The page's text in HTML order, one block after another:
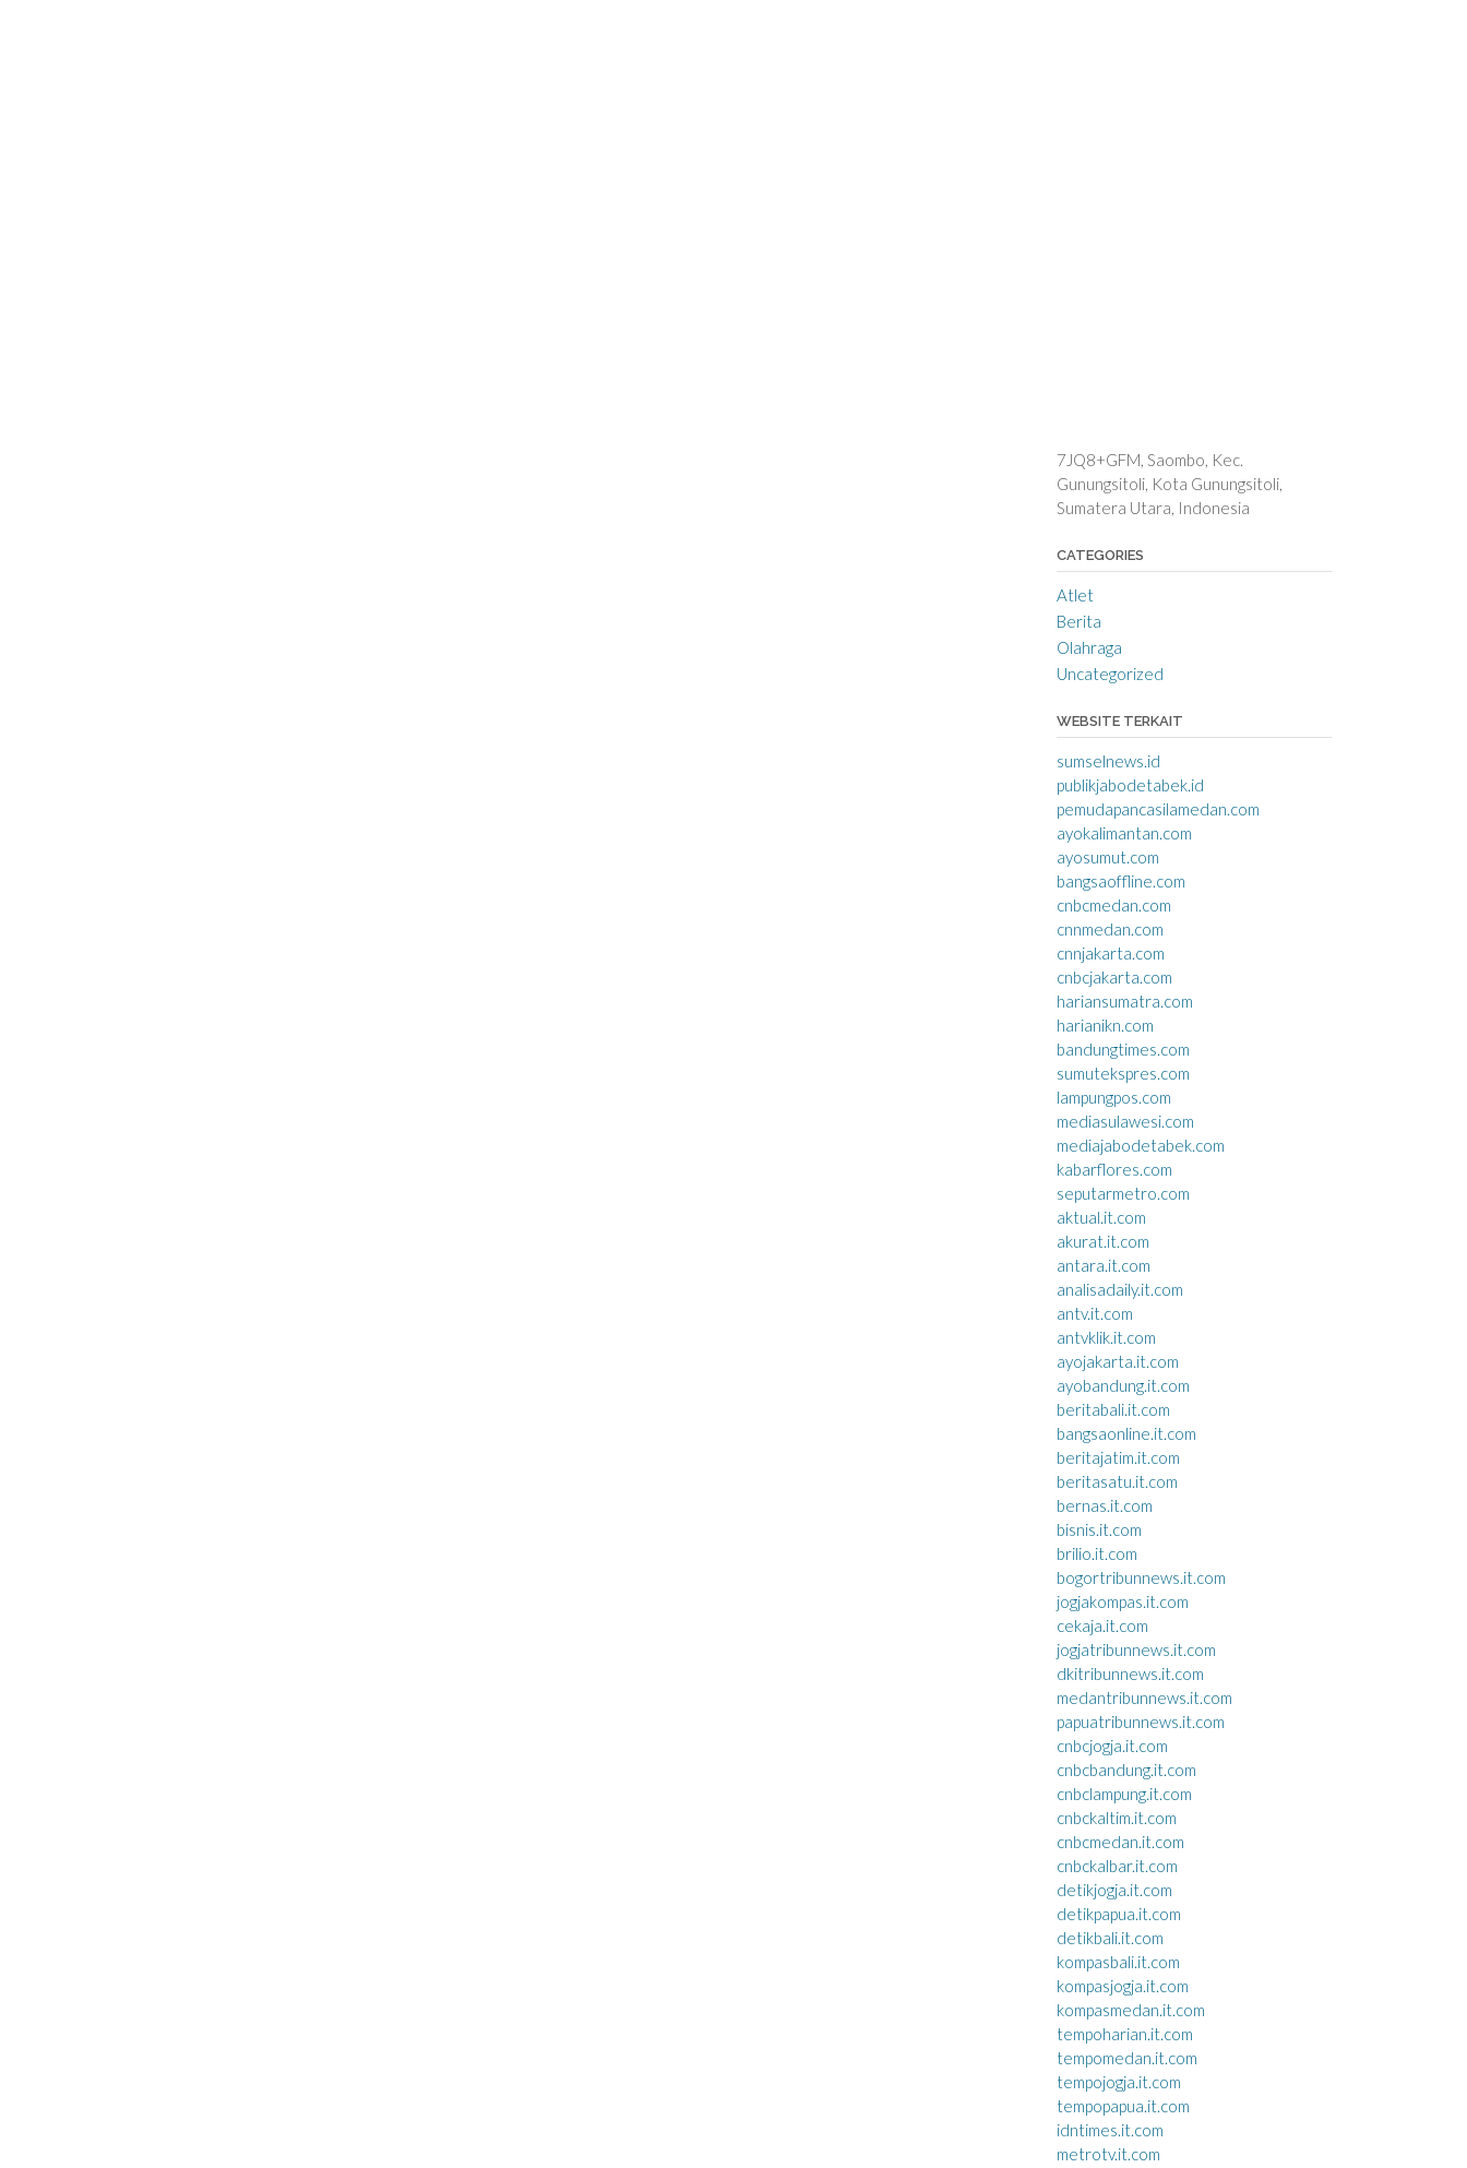
7JQ8+GFM, Saombo, Kec.
Gunungsitoli, Kota Gunungsitoli,
Sumatera Utara, Indonesia
CATEGORIES
Atlet
Berita
Olahraga
Uncategorized
WEBSITE TERKAIT
sumselnews.id
publikjabodetabek.id
pemudapancasilamedan.com
ayokalimantan.com
ayosumut.com
bangsaoffline.com
cnbcmedan.com
cnnmedan.com
cnnjakarta.com
cnbcjakarta.com
hariansumatra.com
harianikn.com
bandungtimes.com
sumutekspres.com
lampungpos.com
mediasulawesi.com
mediajabodetabek.com
kabarflores.com
seputarmetro.com
aktual.it.com
akurat.it.com
antara.it.com
analisadaily.it.com
antv.it.com
antvklik.it.com
ayojakarta.it.com
ayobandung.it.com
beritabali.it.com
bangsaonline.it.com
beritajatim.it.com
beritasatu.it.com
bernas.it.com
bisnis.it.com
brilio.it.com
bogortribunnews.it.com
jogjakompas.it.com
cekaja.it.com
jogjatribunnews.it.com
dkitribunnews.it.com
medantribunnews.it.com
papuatribunnews.it.com
cnbcjogja.it.com
cnbcbandung.it.com
cnbclampung.it.com
cnbckaltim.it.com
cnbcmedan.it.com
cnbckalbar.it.com
detikjogja.it.com
detikpapua.it.com
detikbali.it.com
kompasbali.it.com
kompasjogja.it.com
kompasmedan.it.com
tempoharian.it.com
tempomedan.it.com
tempojogja.it.com
tempopapua.it.com
idntimes.it.com
metrotv.it.com